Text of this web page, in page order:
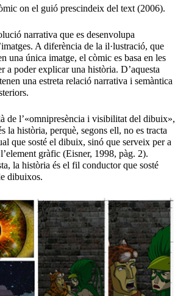
on el guió prescindeix del text (2006).
narrativa que es desenvolupa
A diferència de la il·lustració, que
una única imatge, el còmic es basa en les
a poder explicar una història. D’aquesta
una estreta relació narrativa i semàntica
de l’«omnipresència i visibilitat del dibuix»,
la història, perquè, segons ell, no es tracta
que sosté el dibuix, sinó que serveix per a
gràfic (Eisner, 1998, pàg. 2).
la història és el fil conductor que sosté
dibuixos.